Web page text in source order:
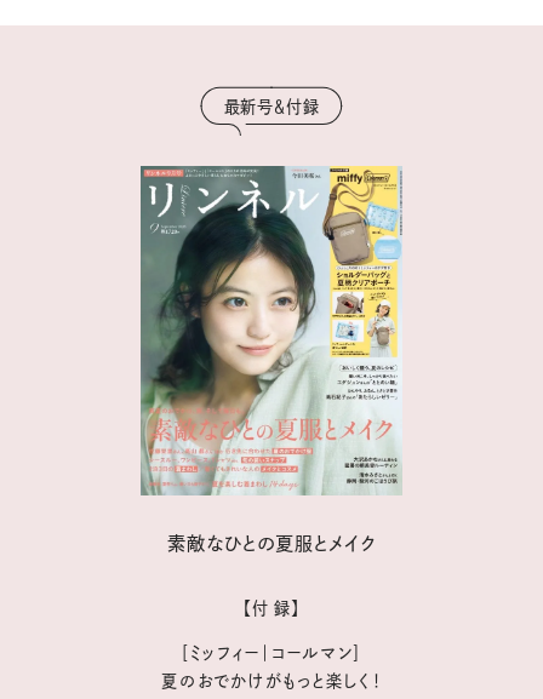
最新号＆付録
素敵なひとの夏服とメイク
【付 録】
［ミッフィー｜コールマン］
夏のおでかけがもっと楽しく！